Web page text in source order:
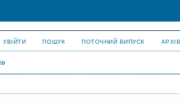
УВІЙТИ ПОШУК ПОТОЧНИЙ ВИПУСК